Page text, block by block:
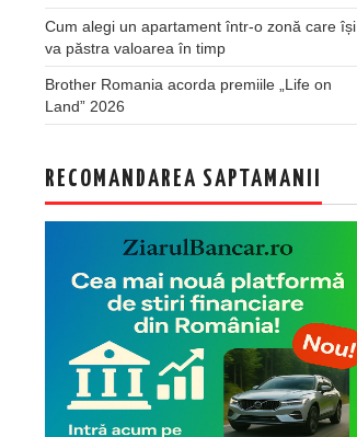
Cum alegi un apartament într-o zonă care își
va păstra valoarea în timp
Brother Romania acorda premiile „Life on
Land” 2026
RECOMANDAREA SAPTAMANII